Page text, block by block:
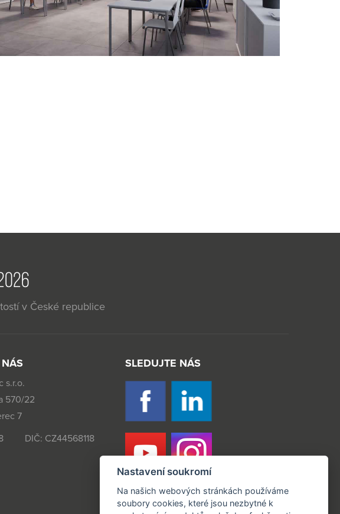
v České republice
s.r.o.
570/22
7
DIČ: CZ44568118
SLEDUJTE NÁS
Nastavení soukromí
Na našich webových stránkách používáme
soubory cookies, které jsou nezbytné k